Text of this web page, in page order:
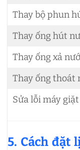
Thay bộ phun
Thay ống hút
Thay ống xả
Thay ống thoát
Sửa lỗi máy
5. Cách đặt